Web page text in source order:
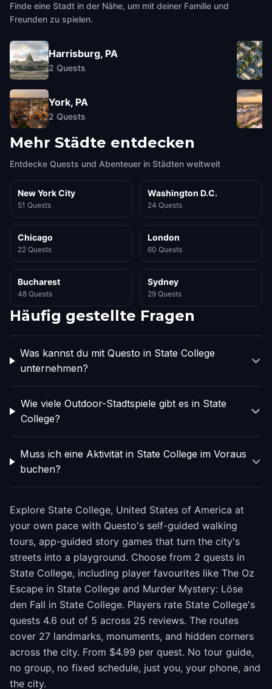
Finde eine Stadt in der Nähe, um mit deiner Familie und
Freunden zu spielen.
Harrisburg, PA
2 Quests
York, PA
2 Quests
Mehr Städte entdecken
Entdecke Quests und Abenteuer in Städten weltweit
New York City
51 Quests
Washington D.C.
24 Quests
Chicago
22 Quests
London
60 Quests
Bucharest
48 Quests
Sydney
29 Quests
Häufig gestellte Fragen
Was kannst du mit Questo in State College
unternehmen?
Wie viele Outdoor-Stadtspiele gibt es in State
College?
Muss ich eine Aktivität in State College im Voraus
buchen?
Explore State College, United States of America at
your own pace with Questo's self-guided walking
tours, app-guided story games that turn the city's
streets into a playground. Choose from 2 quests in
State College, including player favourites like The Oz
Escape in State College and Murder Mystery: Löse
den Fall in State College. Players rate State College's
quests 4.6 out of 5 across 25 reviews. The routes
cover 27 landmarks, monuments, and hidden corners
across the city. From $4.99 per quest. No tour guide,
no group, no fixed schedule, just you, your phone, and
the city.